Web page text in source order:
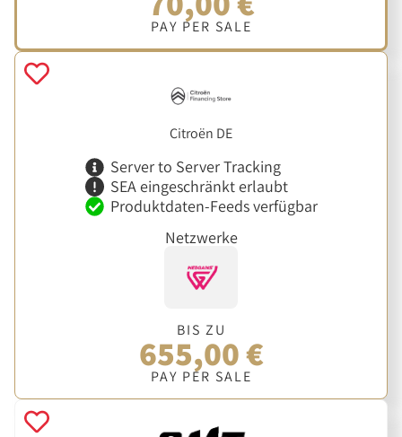
PAY PER SALE
Citroën DE
Server to Server Tracking
SEA eingeschränkt erlaubt
Produktdaten-Feeds verfügbar
Netzwerke
BIS ZU
655,00 €
PAY PER SALE